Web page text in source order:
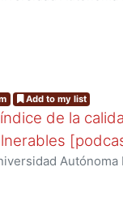
Add to my list
de la
Autónoma